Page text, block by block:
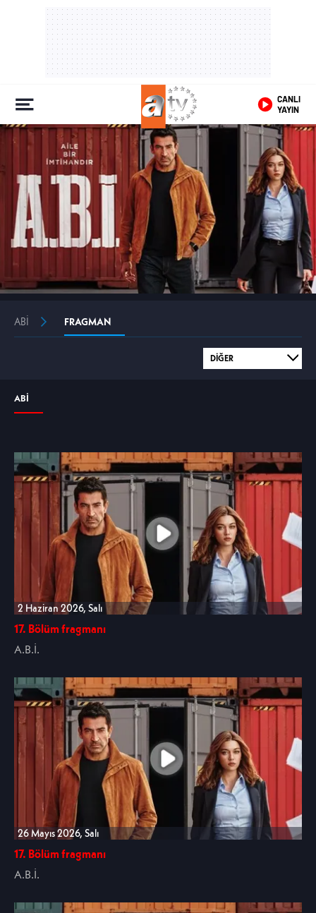
CANLI
YAYIN
ABİ FRAGMAN
ABİ
2 Haziran 2026, Salı
17. Bölüm fragmanı
A.B.İ.
26 Mayıs 2026, Salı
17. Bölüm fragmanı
A.B.İ.